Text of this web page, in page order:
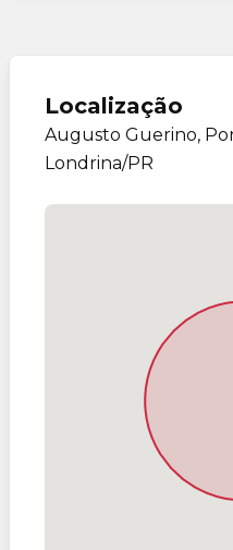
Localização
Augusto Guerino,
Londrina/PR